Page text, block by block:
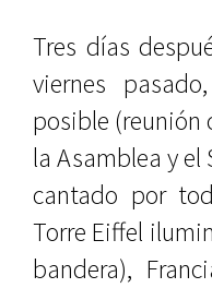
Tres días
viernes
posible (reunión
la Asamblea y
cantado por
Torre Eiffel
bandera),